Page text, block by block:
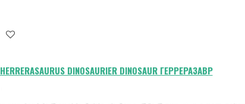
DINOSAURIER DINOSAUR ГЕРРЕРАЗАВР